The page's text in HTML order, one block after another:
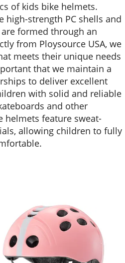
of kids bike helmets.
high-strength PC shells and
formed through an
from Ploysource USA, we
meets their unique needs
that we maintain a
to deliver excellent
with solid and reliable
and other
helmets feature sweat-
allowing children to fully